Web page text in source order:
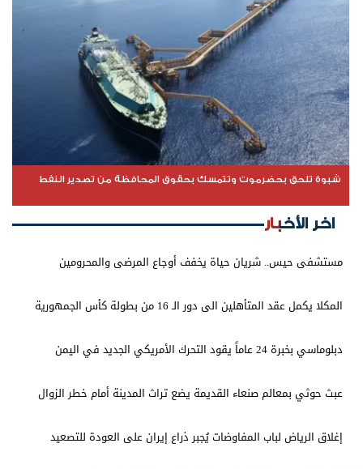
شبوة تلحق بحضرموت وتتمسك بحقوق المحافظة من تصدير النفط
اخر الأخبار
مستشفى حيس.. شريان حياة يخفف أوجاع المرضى والمحرومين
المكلا يكمل عقد المتأهلين الى دور الـ 16 من بطولة كأس الجمهورية
دبلوماسي بخبرة 24 عاماً يقود التحرك الأمريكي الجديد في اليمن
عبث حوثي بمعالم صنعاء القديمة يضع تراث المدينة أمام خطر الزوال
إغلاق الرياض لباب المفاوضات يُجبر ذراع إيران على العودة للتصعيد